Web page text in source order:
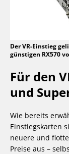
Der VR-Einstieg
günstigen RX570
Für den
und
Wie bereits
Einstiegskarten
neuere und
Preise aus –